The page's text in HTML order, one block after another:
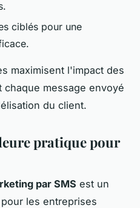
ciblés pour une
maximisent l'impact des
chaque message envoyé
du client.
pratique pour
par SMS est un
les entreprises